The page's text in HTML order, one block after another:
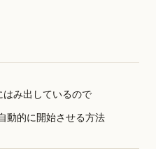
み出しているので
動的に開始させる方法